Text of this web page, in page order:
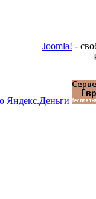
Joomla! -